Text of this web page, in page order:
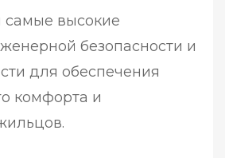
высокие
безопасности и
для обеспечения
комфорта и